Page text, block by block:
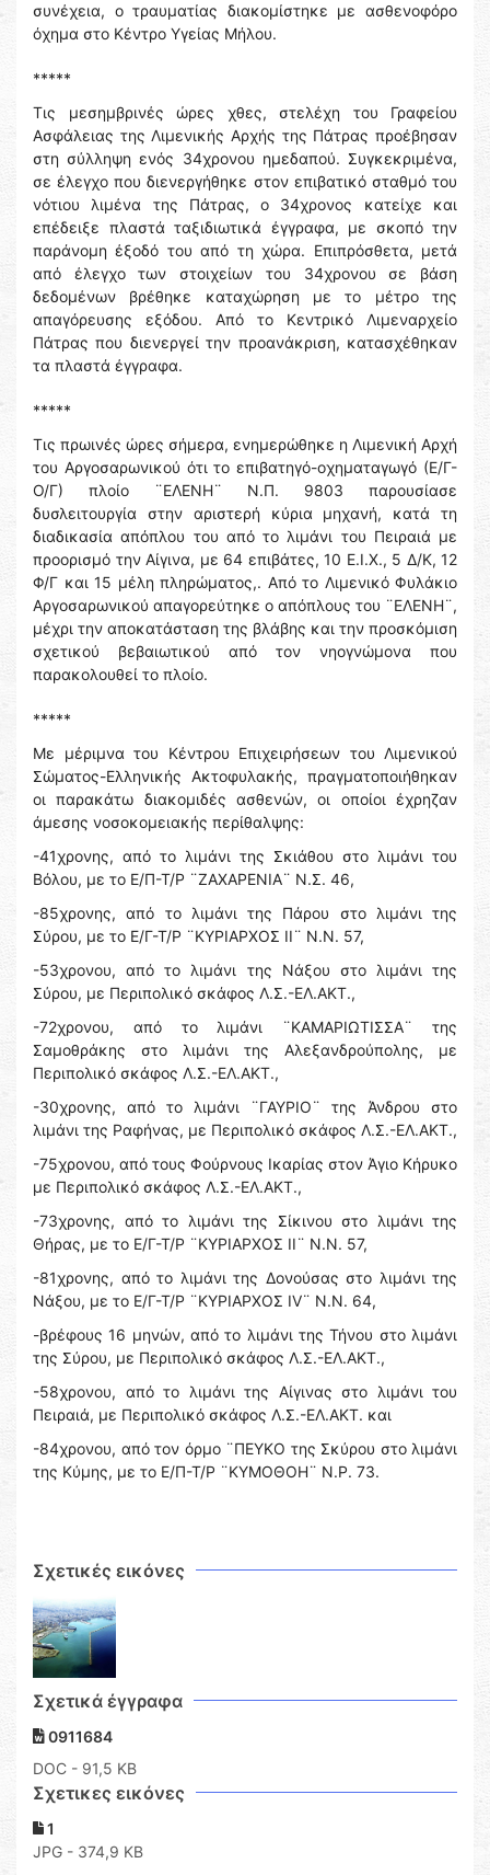
συνέχεια, ο τραυματίας διακομίστηκε με ασθενοφόρο
όχημα στο Κέντρο Υγείας Μήλου.
*****
Τις μεσημβρινές ώρες χθες, στελέχη του Γραφείου
Ασφάλειας της Λιμενικής Αρχής της Πάτρας προέβησαν
στη σύλληψη ενός 34χρονου ημεδαπού. Συγκεκριμένα,
σε έλεγχο που διενεργήθηκε στον επιβατικό σταθμό του
νότιου λιμένα της Πάτρας, ο 34χρονος κατείχε και
επέδειξε πλαστά ταξιδιωτικά έγγραφα, με σκοπό την
παράνομη έξοδό του από τη χώρα. Επιπρόσθετα, μετά
από έλεγχο των στοιχείων του 34χρονου σε βάση
δεδομένων βρέθηκε καταχώρηση με το μέτρο της
απαγόρευσης εξόδου. Από το Κεντρικό Λιμεναρχείο
Πάτρας που διενεργεί την προανάκριση, κατασχέθηκαν
τα πλαστά έγγραφα.
*****
Τις πρωινές ώρες σήμερα, ενημερώθηκε η Λιμενική Αρχή
του Αργοσαρωνικού ότι το επιβατηγό-οχηματαγωγό (Ε/Γ-
Ο/Γ) πλοίο ¨ΕΛΕΝΗ¨ Ν.Π. 9803 παρουσίασε
δυσλειτουργία στην αριστερή κύρια μηχανή, κατά τη
διαδικασία απόπλου του από το λιμάνι του Πειραιά με
προορισμό την Αίγινα, με 64 επιβάτες, 10 Ε.Ι.Χ., 5 Δ/Κ, 12
Φ/Γ και 15 μέλη πληρώματος,. Από το Λιμενικό Φυλάκιο
Αργοσαρωνικού απαγορεύτηκε ο απόπλους του ¨ΕΛΕΝΗ¨,
μέχρι την αποκατάσταση της βλάβης και την προσκόμιση
σχετικού βεβαιωτικού από τον νηογνώμονα που
παρακολουθεί το πλοίο.
*****
Με μέριμνα του Κέντρου Επιχειρήσεων του Λιμενικού
Σώματος-Ελληνικής Ακτοφυλακής, πραγματοποιήθηκαν
οι παρακάτω διακομιδές ασθενών, οι οποίοι έχρηζαν
άμεσης νοσοκομειακής περίθαλψης:
-41χρονης, από το λιμάνι της Σκιάθου στο λιμάνι του
Βόλου, με το Ε/Π-Τ/Ρ ¨ΖΑΧΑΡΕΝΙΑ¨ Ν.Σ. 46,
-85χρονης, από το λιμάνι της Πάρου στο λιμάνι της
Σύρου, με το Ε/Γ-Τ/Ρ ¨ΚΥΡΙΑΡΧΟΣ ΙΙ¨ Ν.Ν. 57,
-53χρονου, από το λιμάνι της Νάξου στο λιμάνι της
Σύρου, με Περιπολικό σκάφος Λ.Σ.-ΕΛ.ΑΚΤ.,
-72χρονου, από το λιμάνι ¨ΚΑΜΑΡΙΩΤΙΣΣΑ¨ της
Σαμοθράκης στο λιμάνι της Αλεξανδρούπολης, με
Περιπολικό σκάφος Λ.Σ.-ΕΛ.ΑΚΤ.,
-30χρονης, από το λιμάνι ¨ΓΑΥΡΙΟ¨ της Άνδρου στο
λιμάνι της Ραφήνας, με Περιπολικό σκάφος Λ.Σ.-ΕΛ.ΑΚΤ.,
-75χρονου, από τους Φούρνους Ικαρίας στον Άγιο Κήρυκο
με Περιπολικό σκάφος Λ.Σ.-ΕΛ.ΑΚΤ.,
-73χρονης, από το λιμάνι της Σίκινου στο λιμάνι της
Θήρας, με το Ε/Γ-Τ/Ρ ¨ΚΥΡΙΑΡΧΟΣ ΙΙ¨ Ν.Ν. 57,
-81χρονης, από το λιμάνι της Δονούσας στο λιμάνι της
Νάξου, με το Ε/Γ-Τ/Ρ ¨ΚΥΡΙΑΡΧΟΣ ΙV¨ Ν.Ν. 64,
-βρέφους 16 μηνών, από το λιμάνι της Τήνου στο λιμάνι
της Σύρου, με Περιπολικό σκάφος Λ.Σ.-ΕΛ.ΑΚΤ.,
-58χρονου, από το λιμάνι της Αίγινας στο λιμάνι του
Πειραιά, με Περιπολικό σκάφος Λ.Σ.-ΕΛ.ΑΚΤ. και
-84χρονου, από τον όρμο ¨ΠΕΥΚΟ της Σκύρου στο λιμάνι
της Κύμης, με το Ε/Π-Τ/Ρ ¨ΚΥΜΟΘΟΗ¨ Ν.Ρ. 73.
Σχετικές εικόνες
Σχετικά έγγραφα
0911684
DOC - 91,5 KB
Σχετικες εικόνες
1
JPG - 374,9 KB